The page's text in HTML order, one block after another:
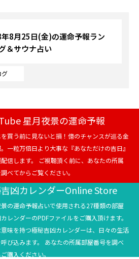
グ
8月25日(金)の運命予報ラン
＆サウナ占い
星月夜景の運命予報
買う前に見ないと損！億のチャンスが巡る金
一粒万倍日より大事な『あなただけの吉日』
信します。 ご視聴頂く前に、あなたの所属
べてからご覧ください。
凶カレンダーOnline Store
の運命予報占いで使用される27種類の部屋
レンダーのPDFファイルをご購入頂けます。
味を持つ極秘吉凶カレンダーは、日々の生活
び込みます。 あなたの所属部屋番号を調べ
購入ください。